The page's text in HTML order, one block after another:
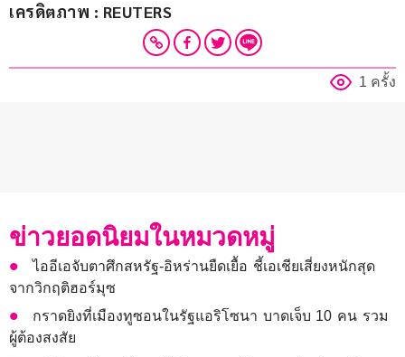
เครดิตภาพ : REUTERS
1 ครั้ง
ข่าวยอดนิยมในหมวดหมู่
ไออีเอจับตาศึกสหรัฐ-อิหร่านยืดเยื้อ ชี้เอเชียเสี่ยงหนักสุด
จากวิกฤติฮอร์มุซ
กราดยิงที่เมืองทูซอนในรัฐแอริโซนา บาดเจ็บ 10 คน รวม
ผู้ต้องสงสัย